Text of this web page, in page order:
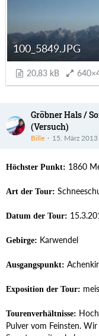
100_5849.JPG
20,83 kB
Gröbner Hals /
(Versuch)
Bille 15. März 2013
Höchster Punkt: 1860
Art der Tour:
Datum der Tour:
Gebirge: Karwendel
Ausgangspunkt:
Exposition der Tour:
Tourenverhältnisse:
Pulver vom Feinsten.